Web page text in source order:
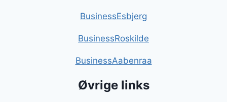
BusinessEsbjerg
BusinessRoskilde
BusinessAabenraa
Øvrige links